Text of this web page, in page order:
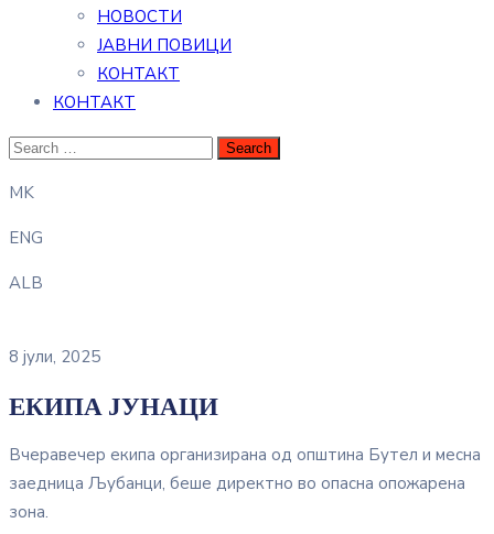
НОВОСТИ
ЈАВНИ ПОВИЦИ
КОНТАКТ
КОНТАКТ
MK
ENG
ALB
8 јули, 2025
ЕКИПА ЈУНАЦИ
Вчеравечер екипа организирана од општина Бутел и месна
заедница Љубанци, беше директно во опасна опожарена
зона.